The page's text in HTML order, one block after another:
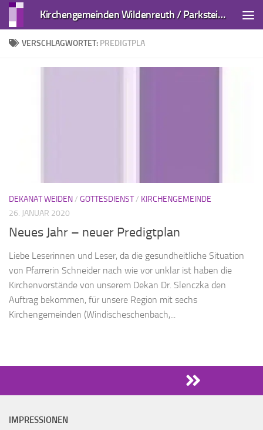
Zum Inhalt springen Kirchengemeinden Wildenreuth / Parkstein und Kirchendemenreuth
VERSCHLAGWORTET: PREDIGTPLA
DEKANAT WEIDEN/ GOTTESDIENST/ KIRCHENGEMEINDE
26. JANUAR 2020
Neues Jahr – neuer Predigtplan
Liebe Leserinnen und Leser, da die gesundheitliche Situation
von Pfarrerin Schneider nach wie vor unklar ist haben die
Kirchenvorstände von unserem Dekan Dr. Slenczka den
Auftrag bekommen, für unsere Region mit sechs
Kirchengemeinden (Windischeschenbach,...
IMPRESSIONEN